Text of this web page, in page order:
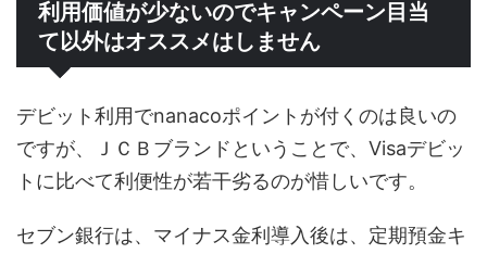
利用価値が少ないのでキャンペーン目当
て以外はオススメはしません
デビット利用でnanacoポイントが付くのは良いの
ですが、ＪＣＢブランドということで、Visaデビッ
トに比べて利便性が若干劣るのが惜しいです。
セブン銀行は、マイナス金利導入後は、定期預金キ